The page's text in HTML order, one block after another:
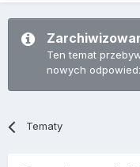
Ten temat
nowych
Tematy